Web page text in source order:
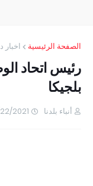
الصفحة الرئيسية اخبار
رئيس اتحاد
بلجيكا
أنباء بلدنا 7/22/2021